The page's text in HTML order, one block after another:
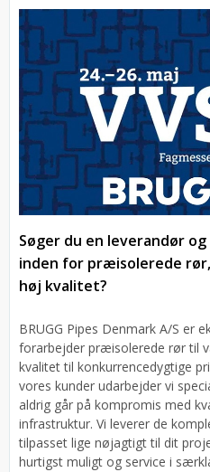
Søger du en leverandør
inden for præisolerede
høj kvalitet?
BRUGG Pipes Denmark A/S er
forarbejder præisolerede rør til
kvalitet til konkurrencedygtige
vores kunder udarbejder vi
aldrig går på kompromis med
infrastruktur. Vi leverer de
tilpasset lige nøjagtigt til dit
hurtigst muligt og service i